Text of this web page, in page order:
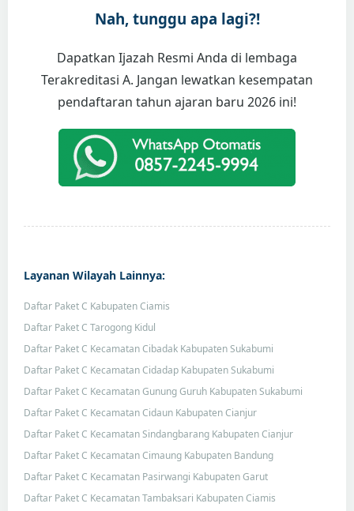
Nah, tunggu apa lagi?!
Dapatkan Ijazah Resmi Anda di lembaga
Terakreditasi A. Jangan lewatkan kesempatan
pendaftaran tahun ajaran baru 2026 ini!
Layanan Wilayah Lainnya:
Daftar Paket C Kabupaten Ciamis
Daftar Paket C Tarogong Kidul
Daftar Paket C Kecamatan Cibadak Kabupaten Sukabumi
Daftar Paket C Kecamatan Cidadap Kabupaten Sukabumi
Daftar Paket C Kecamatan Gunung Guruh Kabupaten Sukabumi
Daftar Paket C Kecamatan Cidaun Kabupaten Cianjur
Daftar Paket C Kecamatan Sindangbarang Kabupaten Cianjur
Daftar Paket C Kecamatan Cimaung Kabupaten Bandung
Daftar Paket C Kecamatan Pasirwangi Kabupaten Garut
Daftar Paket C Kecamatan Tambaksari Kabupaten Ciamis